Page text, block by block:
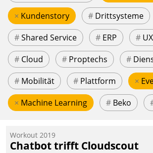
× Kundenstory # Drittsysteme
#Shared Service # ERP #
# Cloud # Proptechs #
# Mobilität # Plattform ×
× Machine Learning # Beko
Workout 2019
Chatbot trifft Cloudscout